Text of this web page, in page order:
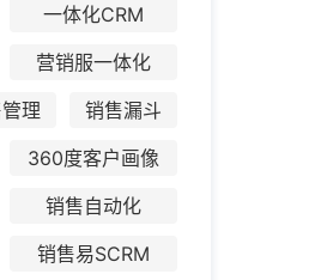
一体化CRM
营销服一体化
理
销售漏斗
360度客户画像
销售自动化
销售易SCRM